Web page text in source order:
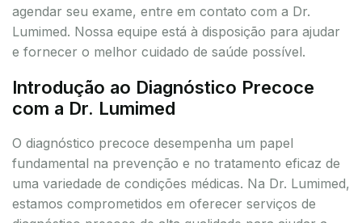
agendar seu exame, entre em contato com a Dr.
Lumimed. Nossa equipe está à disposição para ajudar
e fornecer o melhor cuidado de saúde possível.
Introdução ao Diagnóstico Precoce
com a Dr. Lumimed
O diagnóstico precoce desempenha um papel
fundamental na prevenção e no tratamento eficaz de
uma variedade de condições médicas. Na Dr. Lumimed,
estamos comprometidos em oferecer serviços de